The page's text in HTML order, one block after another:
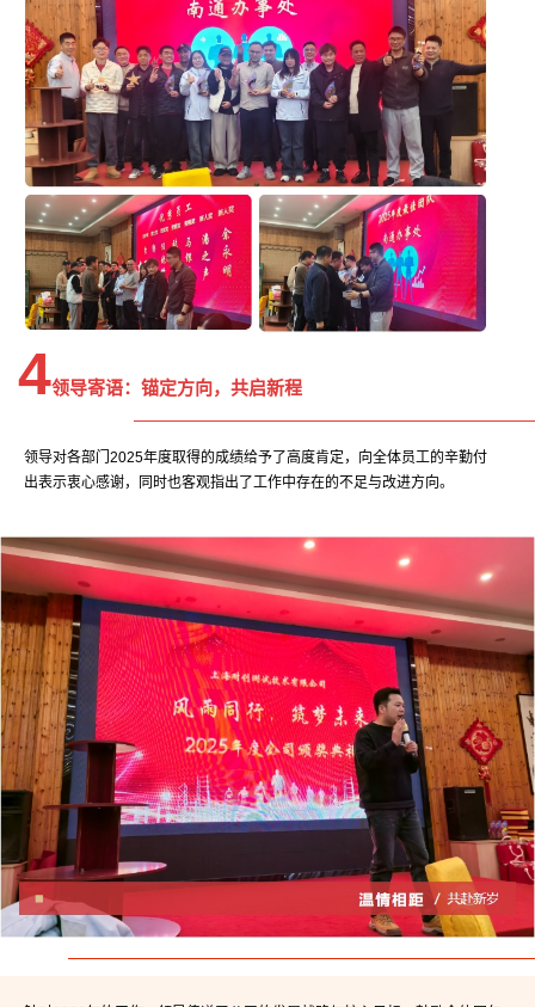
4领导寄语： 锚定方向，共启新程
领导对各部门2025年度取得的成绩给予了高度肯定，向全体员工的辛勤付
出表示衷心感谢，同时也客观指出了工作中存在的不足与改进方向。